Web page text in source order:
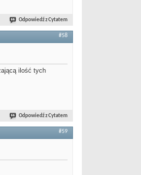
Odpowiedź z Cytatem
#58
ilość tych
Odpowiedź z Cytatem
#59